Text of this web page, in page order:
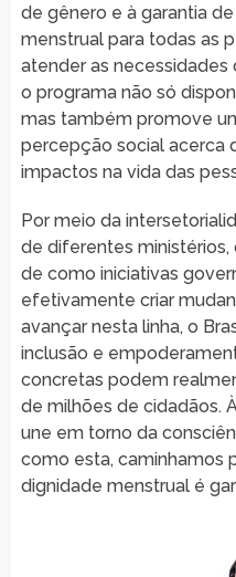
de gênero e à garantia
menstrual para todas as
atender as necessidades
o programa não só
mas também promove
percepção social acerca
impactos na vida das
Por meio da
de diferentes
de como iniciativas
efetivamente criar
avançar nesta linha, o
inclusão e
concretas podem
de milhões de cidadãos.
une em torno da
como esta, caminhamos
dignidade menstrual é